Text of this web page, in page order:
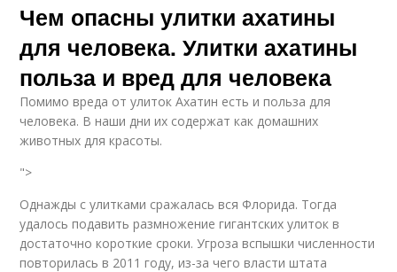
Чем опасны улитки ахатины
для человека. Улитки ахатины
польза и вред для человека
Помимо вреда от улиток Ахатин есть и польза для
человека. В наши дни их содержат как домашних
животных для красоты.
">
Однажды с улитками сражалась вся Флорида. Тогда
удалось подавить размножение гигантских улиток в
достаточно короткие сроки. Угроза вспышки численности
повторилась в 2011 году, из-за чего власти штата